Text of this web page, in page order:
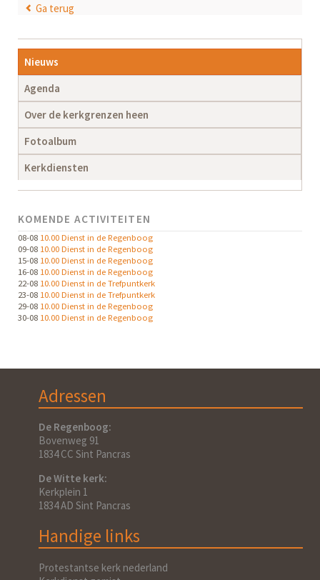
Ga terug
Navigatie
overslaan
Nieuws
Agenda
Over de kerkgrenzen heen
Fotoalbum
Kerkdiensten
KOMENDE ACTIVITEITEN
08-08 10.00 Dienst in de Regenboog
09-08 10.00 Dienst in de Regenboog
15-08 10.00 Dienst in de Regenboog
16-08 10.00 Dienst in de Regenboog
22-08 10.00 Dienst in de Trefpuntkerk
23-08 10.00 Dienst in de Trefpuntkerk
29-08 10.00 Dienst in de Regenboog
30-08 10.00 Dienst in de Regenboog
Adressen
De Regenboog:
Bovenweg 91
1834 CC Sint Pancras
De Witte kerk:
Kerkplein 1
1834 AD Sint Pancras
Handige links
Protestantse kerk nederland